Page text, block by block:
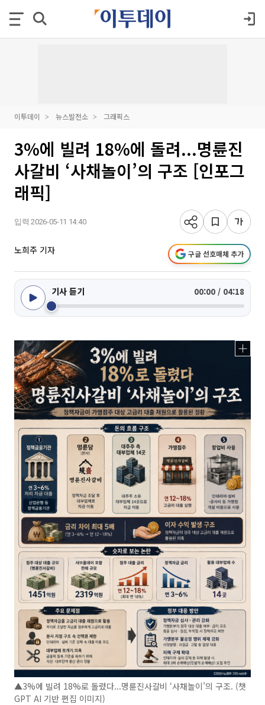
이투데이 뉴스발전소 그래픽스
3%에 빌려 18%에 돌려...명륜진
사갈비 ‘사채놀이’의 구조 [인포그
래픽]
입력 2026-05-11 14:40
노희주 기자 구글 선호매체 추가
기사 듣기 00:00 / 04:18
▲3%에 빌려 18%로 돌렸다...명륜진사갈비 ‘사채놀이’의 구조. (챗
GPT AI 기반 편집 이미지)